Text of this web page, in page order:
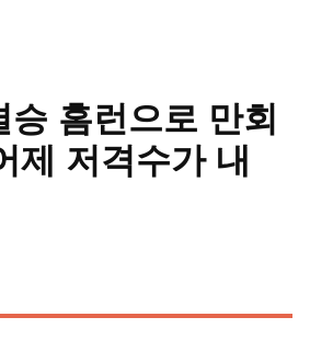
승 홈런으로 만회
제 저격수가 내